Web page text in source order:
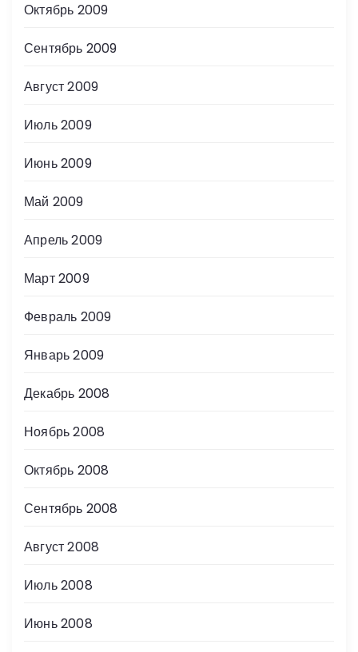
Октябрь 2009
Сентябрь 2009
Август 2009
Июль 2009
Июнь 2009
Май 2009
Апрель 2009
Март 2009
Февраль 2009
Январь 2009
Декабрь 2008
Ноябрь 2008
Октябрь 2008
Сентябрь 2008
Август 2008
Июль 2008
Июнь 2008